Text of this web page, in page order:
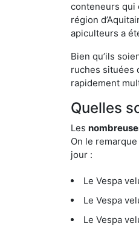
conteneurs qui
région
apiculteurs a
Bien qu’ils
ruches situées
rapidement
Quelles
Les
On le
jour :
Le Vespa
Le Vespa
Le Vespa